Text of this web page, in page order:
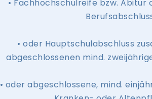
• Fachhochschulreife bzw.
• oder Hauptschulabschluss
abgeschlossenen mind.
• oder abgeschlossene, mind.